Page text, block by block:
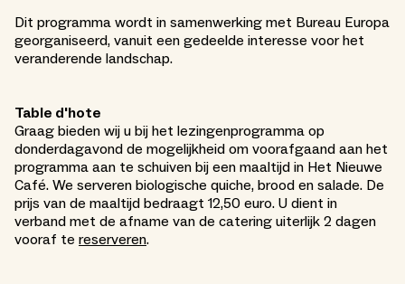
Dit programma wordt in samenwerking met Bureau Europa
georganiseerd, vanuit een gedeelde interesse voor het
veranderende landschap.
Table d'hote
Graag bieden wij u bij het lezingenprogramma op
donderdagavond de mogelijkheid om voorafgaand aan het
programma aan te schuiven bij een maaltijd in Het Nieuwe
Café. We serveren biologische quiche, brood en salade. De
prijs van de maaltijd bedraagt 12,50 euro. U dient in
verband met de afname van de catering uiterlijk 2 dagen
vooraf te reserveren.